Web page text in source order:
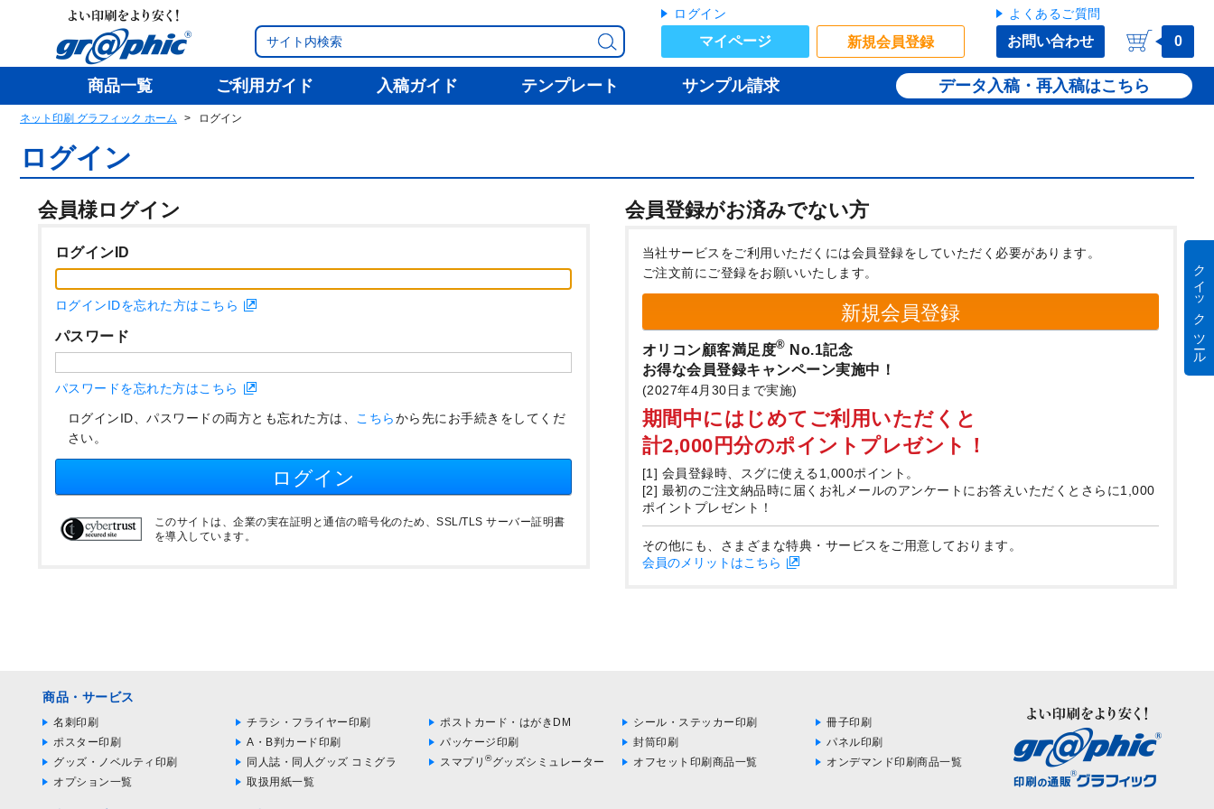
ログイン
マイページ 新規会員登録
よくあるご質問
お問い合わせ 0
商品一覧 ご利用ガイド 入稿ガイド テンプレート サンプル請求 データ入稿・再入稿
ネット印刷 グラフィック ホーム ログイン
ログイン
会員様ログイン 会員登録がお済みでない方
ログインID
ログインIDを忘れた方はこちら
パスワード
パスワードを忘れた方はこちら
ログインID、パスワードの両方とも忘れた方は、 こちらから先にお手続きをしてくだ
さい。
ログイン
このサイトは、企業の実在証明と通信の暗号化のため、SSL/TLS サーバー証明書
を導入しています。
当社サービスをご利用いただくには会員登録をしていただく必要があります。
ご注文前にご登録をお願いいたします。
新規会員登録
オリコン顧客満足度® No.1記念
お得な会員登録キャンペーン実施中！
(2027年4月30日まで実施)
期間中にはじめてご利用いただくと
計2,000円分のポイントプレゼント！
[1] 会員登録時、スグに使える1,000ポイント。
[2] 最初のご注文納品時に届くお礼メールのアンケートにお答えいただくとさらに1,000
ポイントプレゼント！
その他にも、さまざまな特典・サービスをご用意しております。
会員のメリットはこちら
商品・サービス
名刺印刷 チラシ・フライヤー印刷 ポストカード・はがきDM シール・ステッカー印刷
冊子印刷
ポスター印刷
A・B判カード印刷 パッケージ印刷 封筒印刷
パネル印刷
グッズ・ノベルティ印刷
同人誌・同人グッズ コミグラ スマプリ ®グッズシミュレーター オフセット印刷商品一覧
オンデマンド印刷商品一覧
オプション一覧
取扱用紙一覧
クイック ツール